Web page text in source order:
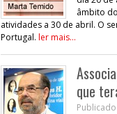
âmbito
atividades a 30 de abril. O
Portugal. ler mais...
que